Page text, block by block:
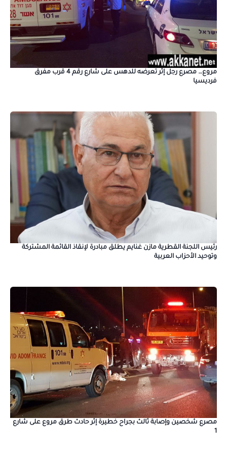
مروع… مصرع رجل إثر تعرضه للدهس على شارع رقم 4 قرب مفرق
فرديسيا
رئيس اللجنة القطرية مازن غنايم يطلق مبادرة لإنقاذ القائمة المشتركة
وتوحيد الأحزاب العربية
مصرع شخصين وإصابة ثالث بجراح خطيرة إثر حادث طرق مروع على شارع
1